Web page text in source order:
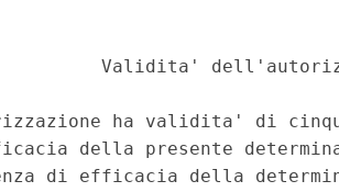
Validita'
ha validita' di
della presente
di efficacia della